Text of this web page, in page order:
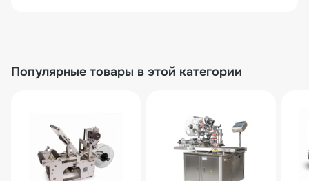
постоянно растут, этикетировщик HL-A600
предлагает надежное и эффективное решение. Это
широкоформатными этикетками шириной до 600 мм,
обеспечивая безупречное качество нанесения на
крупногабаритную продукцию.
Основные возможности и преимущества
HL-A600 представляет собой автоматическую
Популярные товары в этой категории